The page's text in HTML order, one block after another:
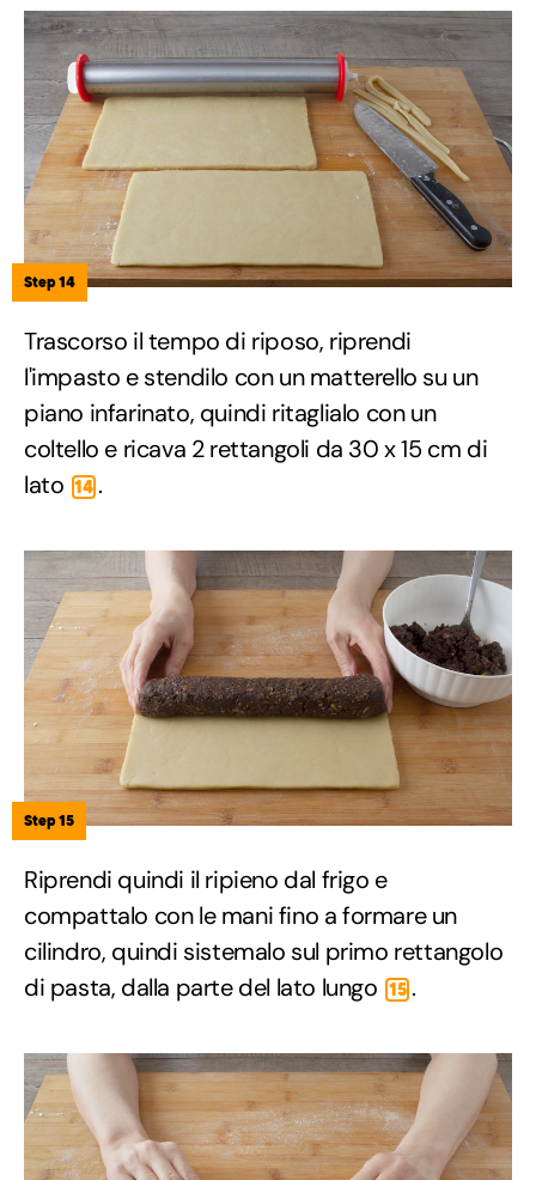
Step 14
Trascorso il tempo di riposo, riprendi
l'impasto e stendilo con un matterello su un
piano infarinato, quindi ritaglialo con un
coltello e ricava 2 rettangoli da 30 x 15 cm di
lato 14 .
Step 15
Riprendi quindi il ripieno dal frigo e
compattalo con le mani fino a formare un
cilindro, quindi sistemalo sul primo rettangolo
di pasta, dalla parte del lato lungo 15 .